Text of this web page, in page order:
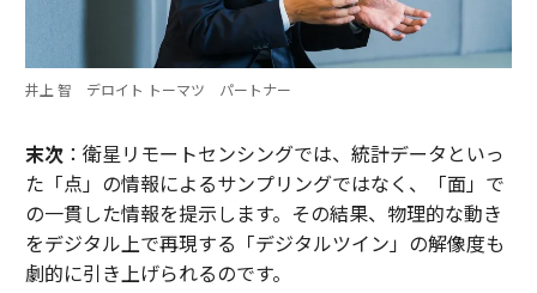
井上 智 デロイト トーマツ パートナー
末次：衛星リモートセンシングでは、統計データといっ
た「点」の情報によるサンプリングではなく、「面」で
の一貫した情報を提示します。その結果、物理的な動き
をデジタル上で再現する「デジタルツイン」の解像度も
劇的に引き上げられるのです。